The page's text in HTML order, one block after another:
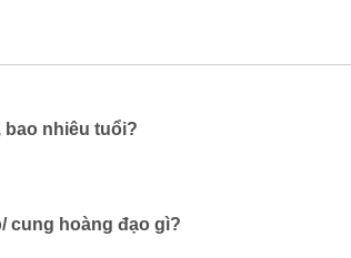
bao nhiêu tuổi?
cung hoàng đạo gì?